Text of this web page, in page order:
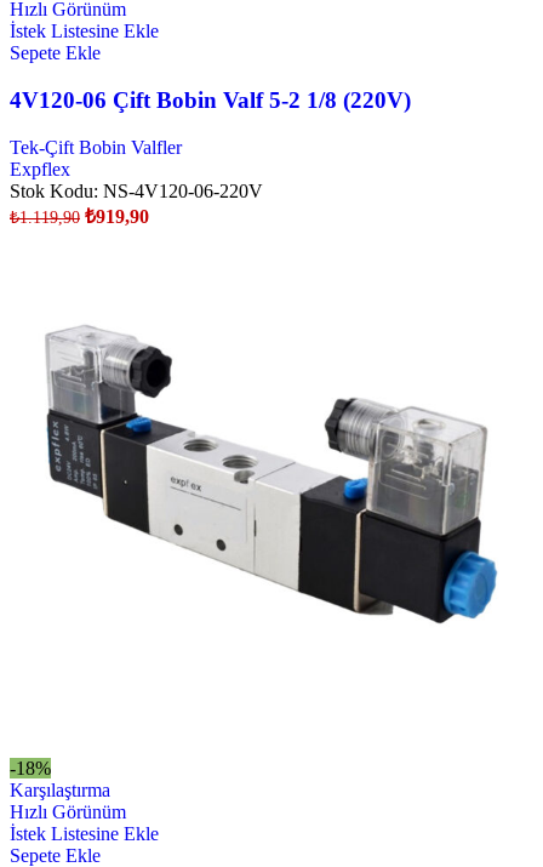
Hızlı Görünüm
İstek Listesine Ekle
Sepete Ekle
4V120-06 Çift Bobin Valf 5-2 1/8 (220V)
Tek-Çift Bobin Valfler
Expflex
Stok Kodu: NS-4V120-06-220V
₺1.119,90 ₺919,90
-18%
Karşılaştırma
Hızlı Görünüm
İstek Listesine Ekle
Sepete Ekle